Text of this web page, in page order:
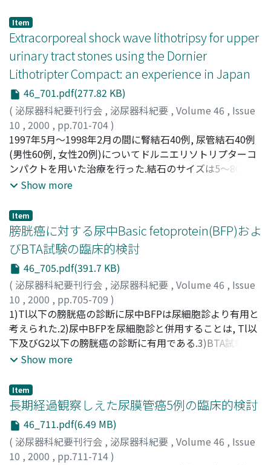
ついて明らかにする必要がある
Item
Extracorporeal shock wave lithotripsy for upper
urinary tract stones using the Dornier
Lithotripter Compact: an experience in Japan
46_701.pdf(277.82 KB)
( 泌尿器科紀要刊行会 , 泌尿器科紀要 , Volume 46 , Issue
10 , 2000 , pp.701-704)
KAWANO, Manabu;YASUMOTO, Ryoji;TANAKA,
Tomoaki;NISHISAKA, Nobuyasu;NAGANUMA,
Toshihide;KISHIMOTO, Taketoshi;河野, 学;安本, 亮二
田中, 智章;長沼, 俊秀
1997年5月～1998年2月の間に腎結石40例, 尿管結石40例
(男性60例, 女性20例)についてドルニエリソトリプターコ
ンパクトを用いた治療を行った.結石のサイズは5～80mm
であった.大多数の症例は無麻酔で行ったが, 3例に硬膜外
行った.全ての症例において結石砕石は認められた.1ヵ月後
の評価では砕石効果と完全排石率は91%と54%, 又, 3ヵ月
後の評価では砕石効果と完全排石率は91%と68%であっ
た.腎盂腎炎や腎周囲血腫, 大量の血尿等の重篤な副作用は
みられなかった.ドルニエリソトリプターコンパクトは腎
尿管結石の治療において安全で砕石効果が優れていると考
えられた
Show more
Item
膀胱癌に対する尿中Basic fetoprotein(BFP)およ
びBTA試験の臨床的検討
46_705.pdf(391.7 KB)
( 泌尿器科紀要刊行会 , 泌尿器科紀要 , Volume 46 , Issue
10 , 2000 , pp.705-709 )
今村, 正明;井上, 幸治;恵, 謙;西村, 昌則;大森, 孝平;西村,
一男;IMAMURA, Masaaki;INOUE, Kouji;MEGUMI,
Yuzuru;NISHIMURA, Masanori;OHMORI, Kouhei;
NISHIMURA, Kazuo
1)Tl以下の膀胱癌の診断に尿中BFPは尿細胞診より有用と
考えられた.2)尿中BFPを尿細胞診と併用することは, Tl以
下及びG2以下の膀胱癌の診断に有用である.3)BTA試験を
尿中BFP及び尿細胞診と併用することは, Tl以下及びG2以
尿及び尿路変向施行により偽陽性を示すと考えられ
た.5)BTA試験は, 膿尿で偽陽性を示す可能性があり, また
尿路変向施行により偽陽性を示すと考えられた
Show more
Item
長期経過観察しえた尿膜管癌5例の臨床的検討
46_711.pdf(6.49 MB)
( 泌尿器科紀要刊行会 , 泌尿器科紀要 , Volume 46 , Issue
10 , 2000 , pp.711-714)